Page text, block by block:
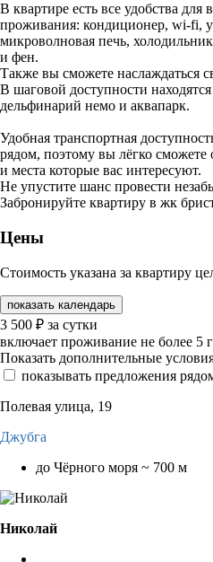
В квартире есть все удобства для
проживания: кондиционер, wi-fi,
микроволновая печь,
и фен.
Также вы сможете наслаждаться
В шаговой доступности
дельфинарий немо и аквапарк.
Удобная транспортная
рядом, поэтому вы лёгко сможете
и места которые вас интересуют.
Не упустите шанс провести
Забронируйте квартиру в жк
Цены
Стоимость указана за квартиру
показать календарь
3 500 ₽ за сутки
включает проживание не более 5
Показать дополнительные
показывать предложения
Полевая улица, 19
Джубга
до Чёрного моря ~ 700 м
Николай